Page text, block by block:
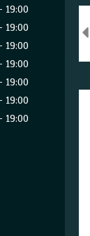
19:00
19:00
19:00
19:00
19:00
19:00
19:00